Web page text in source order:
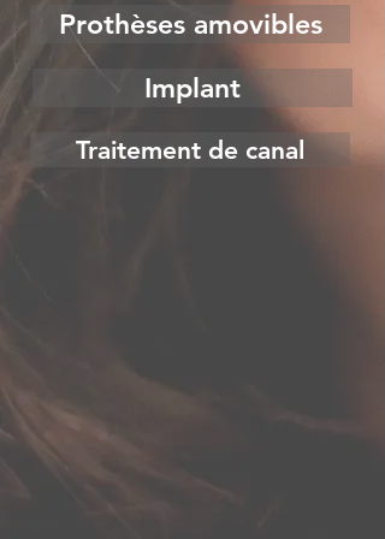
Prothèses amovibles
Implant
Traitement de canal